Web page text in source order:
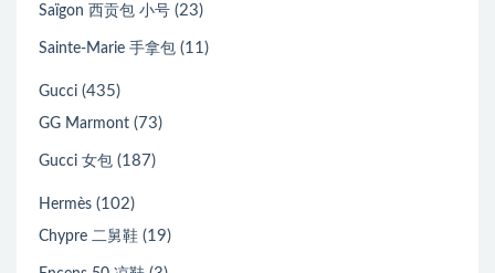
Saïgon 西贡包 小号 (23)
Sainte-Marie 手拿包 (11)
Gucci (435)
GG Marmont (73)
Gucci 女包 (187)
Hermès (102)
Chypre 二舅鞋 (19)